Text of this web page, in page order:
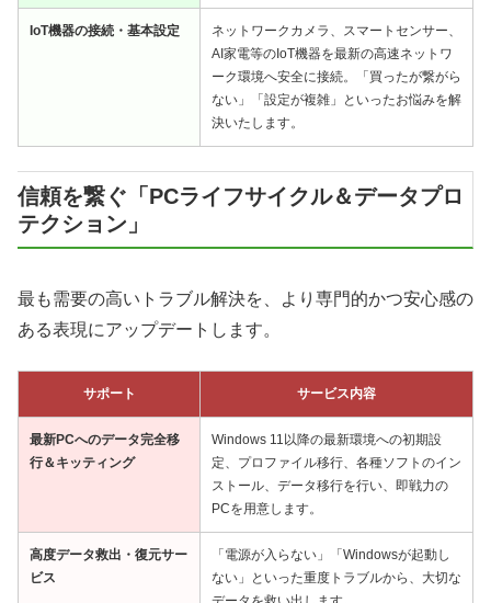
IoT機器の接続・基本設定
ネットワークカメラ、スマートセンサー、
AI家電等のIoT機器を最新の高速ネットワ
ーク環境へ安全に接続。「買ったが繋がら
ない」「設定が複雑」といったお悩みを解
決いたします。
信頼を繋ぐ「PCライフサイクル＆データプロ
テクション」
最も需要の高いトラブル解決を、より専門的かつ安心感の
ある表現にアップデートします。
サポート サービス内容
最新PCへのデータ完全移
行＆キッティング
Windows 11以降の最新環境への初期設
定、プロファイル移行、各種ソフトのイン
ストール、データ移行を行い、即戦力の
PCを用意します。
高度データ救出・復元サー
ビス
「電源が入らない」「Windowsが起動し
ない」といった重度トラブルから、大切な